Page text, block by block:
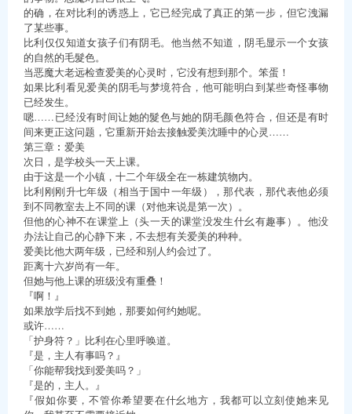
的确，在对比利的诱惑上，它已经完成了真正的第一步，但它洩漏
了某些事。
比利仅仅知道女孩子们有阴毛。他当然不知道，阴毛显示一个女孩
的自然的毛髮色。
当恶魔大老远检查爱美的心灵时，它没有想到那个。笨蛋！
如果比利看见爱美的阴毛与梦境符合，他可能明白到某些奇怪事物
已经发生。
嗯……已经没有时间让她的髮色与她的阴毛颜色符合，但还是有时
间来更正这问题，它重新开始去接触爱美沈睡中的心灵……
第三章︰爱美
次日，是学校头一天上课。
由于这是一个小镇，十二个年级全在一栋建筑物内。
比利刚刚升七年级（相当于国中一年级），那代表，那代表他必须
到不同教室去上不同的课（对他来说是第一次）。
但他的心神不在课堂上（头一天的课堂没发生什幺有趣事）。他没
办法让自己的心静下来，不去想有关爱美的种种。
爱美比他大两年级，已经和别人约会过了。
距离十六岁尚有一年。
但她与他上课的班级没有重叠！
『啊！』
如果放学后找不到她，那要如何约她呢。
或许……
「护身符？」比利在心里呼唤道。
『是，主人有事吗？』
「你能帮我找到爱美吗？」
『是的，主人。』
『假如你要，不管你希望要在什幺地方，我都可以立刻使她来见